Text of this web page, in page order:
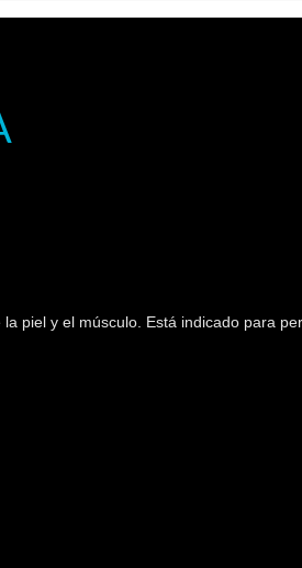
piel y el músculo. Está indicado para